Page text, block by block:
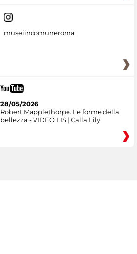
museiincomuneroma
28/05/2026
Robert Mapplethorpe. Le forme della
bellezza - VIDEO LIS | Calla Lily